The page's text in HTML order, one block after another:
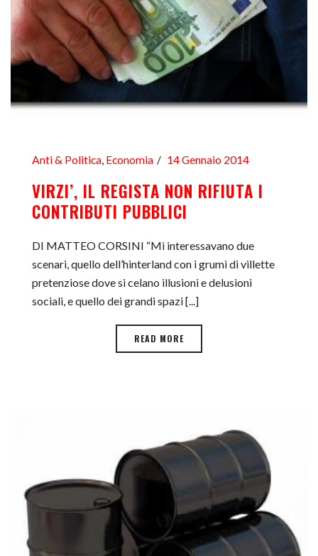
Anti & Politica Economia 14 Gennaio 2014
VIRZI’, IL REGISTA NON RIFIUTA I
CONTRIBUTI PUBBLICI
DI MATTEO CORSINI “Mi interessavano due
scenari, quello dell’hinterland con i grumi di villette
pretenziose dove si celano illusioni e delusioni
sociali, e quello dei grandi spazi [...]
READ MORE